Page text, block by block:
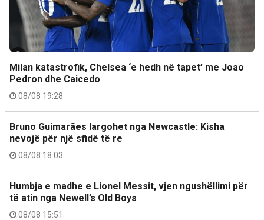
Milan katastrofik, Chelsea ‘e hedh në tapet’ me Joao
Pedron dhe Caicedo
08/08 19:28
Bruno Guimarães largohet nga Newcastle: Kisha
nevojë për një sfidë të re
08/08 18:03
Humbja e madhe e Lionel Messit, vjen ngushëllimi për
të atin nga Newell’s Old Boys
08/08 15:51